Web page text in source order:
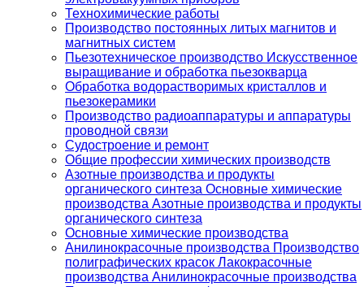
Технохимические работы
Производство постоянных литых магнитов и
магнитных систем
Пьезотехническое производство Искусственное
выращивание и обработка пьезокварца
Обработка водорастворимых кристаллов и
пьезокерамики
Производство радиоаппаратуры и аппаратуры
проводной связи
Судостроение и ремонт
Общие профессии химических производств
Азотные производства и продукты
органического синтеза Основные химические
производства Азотные производства и продукты
органического синтеза
Основные химические производства
Анилинокрасочные производства Производство
полиграфических красок Лакокрасочные
производства Анилинокрасочные производства